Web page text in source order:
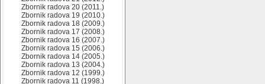
Zbornik radova 20 (2011.)
Zbornik radova 19 (2010.)
Zbornik radova 18 (2009.)
Zbornik radova 17 (2008.)
Zbornik radova 16 (2007.)
Zbornik radova 15 (2006.)
Zbornik radova 14 (2005.)
Zbornik radova 13 (2004.)
Zbornik radova 12 (1999.)
Zbornik radova 11 (1998.)